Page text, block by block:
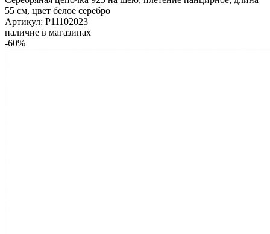
55 см, цвет белое серебро
Артикул: Р11102023
наличие в магазинах
-60%